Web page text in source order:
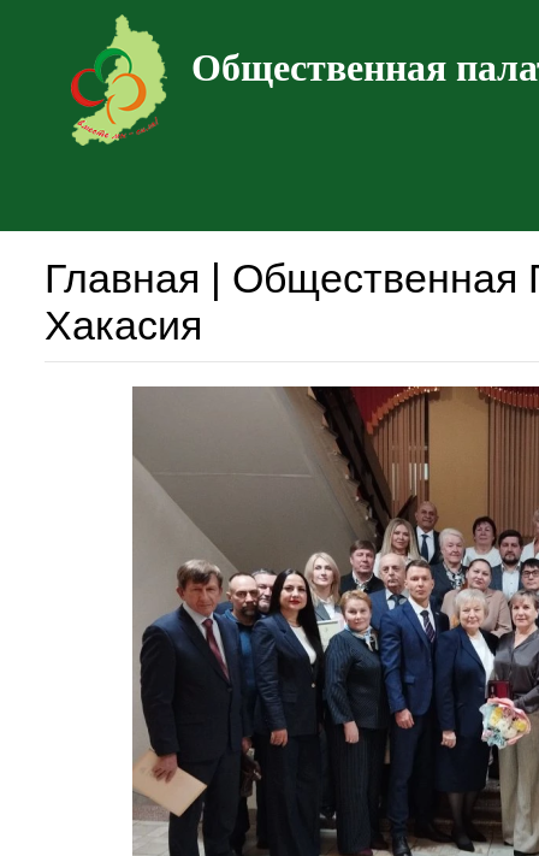
Общественная
Главная | Общественная
Хакасия